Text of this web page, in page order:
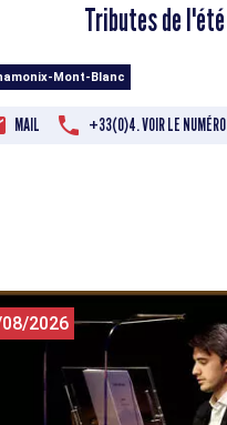
Tributes de l'été
Mont-Blanc
MAIL +33(0)4. VOIR LE NUMÉRO
2026